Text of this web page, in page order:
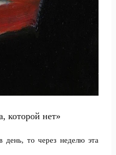
которой нет»
то через неделю эта